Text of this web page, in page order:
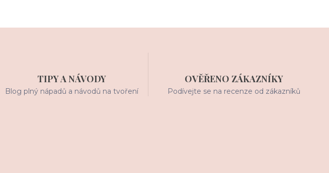
TIPY A NÁVODY
Blog plný nápadů a návodů na tvoření
OVĚŘENO ZÁKAZNÍKY
Podívejte se na recenze od zákazníků